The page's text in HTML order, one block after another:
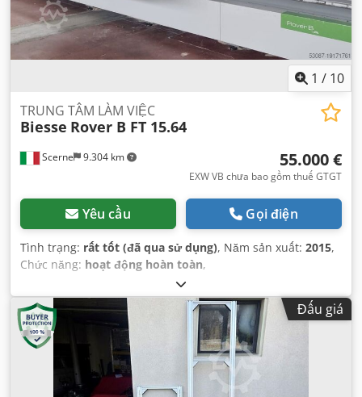
1 / 10
Scerne 9.304 km
TRUNG TÂM LÀM VIỆC
Biesse Rover B FT 15.64
55.000 €
EXW VB chưa bao gồm thuế GTGT
Yêu cầu Gọi điện
Tình trạng: rất tốt (đã qua sử dụng), Năm sản xuất: 2015,
Chức năng: hoạt động hoàn toàn,
Đấu giá